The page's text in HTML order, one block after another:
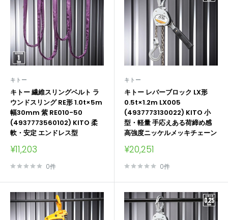
キトー
キトー 繊維スリングベルト ラ
ウンドスリング RE形 1.0t×5m
幅30mm 紫 RE010-50
(4937773560102) KITO 柔
軟・安定 エンドレス型
販
価
¥11,203
0件
キトー
キトー レバーブロック LX形
0.5t×1.2m LX005
(4937773130022) KITO 小
型・軽量 手応えある荷締め感
高強度ニッケルメッキチェーン
販
価
¥20,251
0件